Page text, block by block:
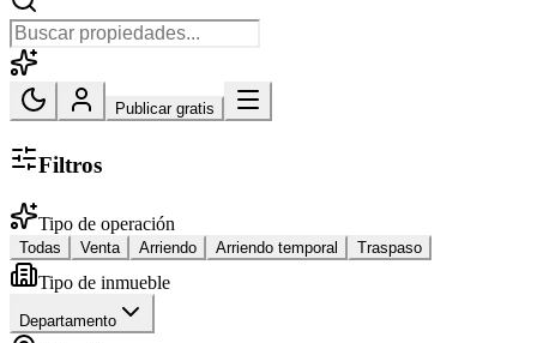
Publicar gratis
Filtros
Tipo de operación
Todas Venta Arriendo Arriendo temporal Traspaso
Tipo de inmueble
Departamento